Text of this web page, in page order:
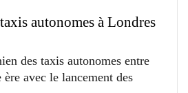
autonomes à Londres
des taxis autonomes entre
avec le lancement des